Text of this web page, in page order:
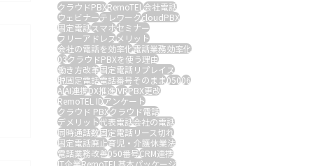
クラウドPBXRemoTEL会社電話
ウェビナーテレワークcloudPBX
固定電話スマホセミナー
フリーアドレスメリット
会社の電話を効率化電話業務効率化
03クラウドPBXを使う理由
働き方改革固定電話リプレイス
脱固定電話電話番号そのまま05006
AIAI連携DX推進IVRPBX更改
RemoTEL IDアンケート
クラウド PBXクラウド電話
デメリット代表電話会社の電話
同時通話数固定電話リース切れ
固定電話廃止育児・介護休業法
電話業務改善050番号CRM連携
IT企業RemoTEL基本パッケージ